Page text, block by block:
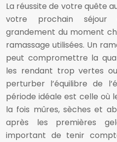
La réussite de votre quête
votre prochain séjour
grandement du moment
ramassage utilisées. Un
peut compromettre la
les rendant trop vertes
perturber l’équilibre de
période idéale est celle où
la fois mûres, sèches et
après les premières
important de tenir